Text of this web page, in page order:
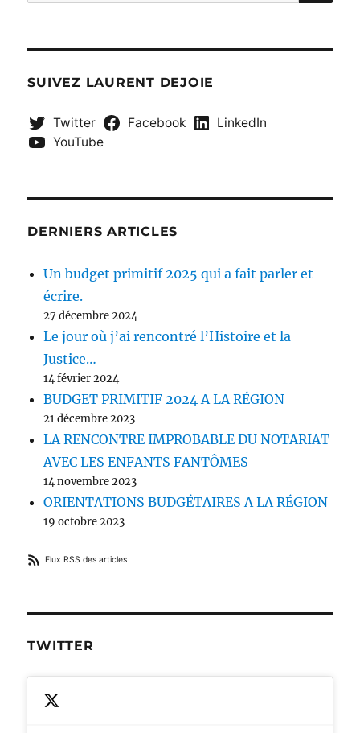
SUIVEZ LAURENT DEJOIE
Twitter Facebook
LinkedIn
YouTube
DERNIERS ARTICLES
Un budget primitif 2025 qui a fait parler et
écrire.
27 décembre 2024
Le jour où j’ai rencontré l’Histoire et la
Justice…
14 février 2024
BUDGET PRIMITIF 2024 A LA RÉGION
21 décembre 2023
LA RENCONTRE IMPROBABLE DU NOTARIAT
AVEC LES ENFANTS FANTÔMES
14 novembre 2023
ORIENTATIONS BUDGÉTAIRES A LA RÉGION
19 octobre 2023
Flux RSS des articles
TWITTER